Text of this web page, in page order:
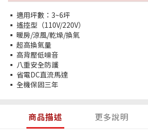
▪ 適用坪數：3~6坪
▪ 遙控型（110V/220V）
▪ 暖房/涼風/乾燥/換氣
▪ 超高換氣量
▪ 高背壓低噪音
▪ 八重安全防護
▪ 省電DC直流馬達
▪ 全機保固三年
商品描述 更多說明